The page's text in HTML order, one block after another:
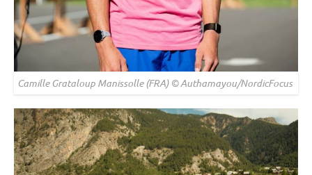
Camille Grataloup Manissolle (FRA) © Authamayou/NordicFocus